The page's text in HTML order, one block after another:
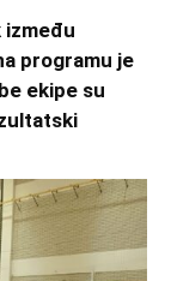
između
programu je
ekipe su